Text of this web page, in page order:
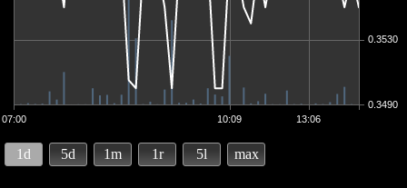
07:00 10:09 13:06
0.3490
0.3530
1d 5d 1m 1r 5l max